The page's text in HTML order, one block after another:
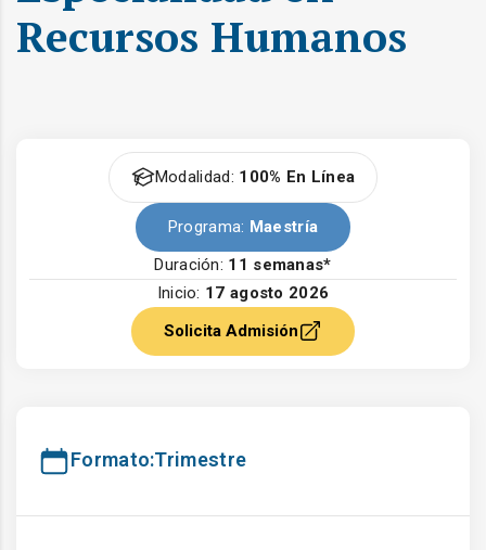
Recursos Humanos
Modalidad: 100% En Línea
Programa: Maestría
Duración: 11 semanas*
Inicio: 17 agosto 2026
Solicita Admisión
Formato:Trimestre